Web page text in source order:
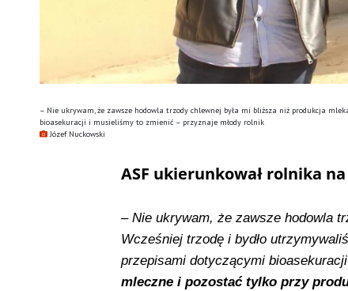
– Nie ukrywam, że zawsze hodowla trzody chlewnej była mi bliższa niż produkcja
bioasekuracji i musieliśmy to zmienić – przyznaje młody rolnik
Józef Nuckowski
ASF ukierunkował rolnika
– Nie ukrywam, że zawsze hodowla
Wcześniej trzodę i bydło
przepisami dotyczącymi
mleczne i pozostać tylko przy